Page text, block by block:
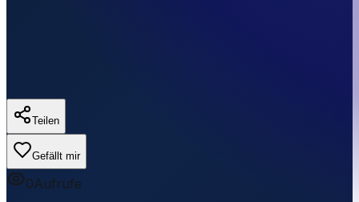
Teilen
Gefällt mir
0Aufrufe